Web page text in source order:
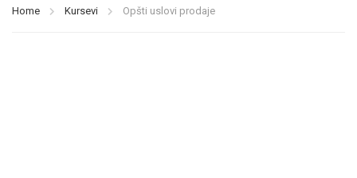
Home Kursevi Opšti uslovi prodaje